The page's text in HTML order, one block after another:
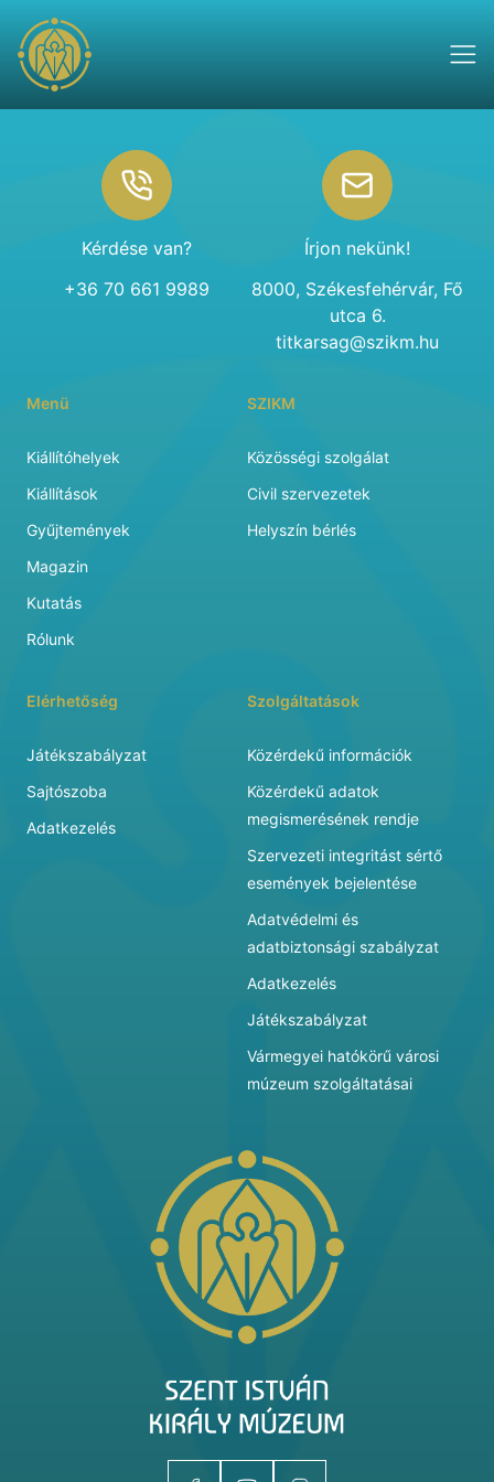
Kérdése van?
+36 70 661 9989
Írjon nekünk!
8000, Székesfehérvár, Fő
utca 6.
titkarsag@szikm.hu
Menü
Kiállítóhelyek
Kiállítások
Gyűjtemények
Magazin
Kutatás
Rólunk
SZIKM
Közösségi szolgálat
Civil szervezetek
Helyszín bérlés
Elérhetőség
Játékszabályzat
Sajtószoba
Adatkezelés
Szolgáltatások
Közérdekű információk
Közérdekű adatok
megismerésének rendje
Szervezeti integritást sértő
események bejelentése
Adatvédelmi és
adatbiztonsági szabályzat
Adatkezelés
Játékszabályzat
Vármegyei hatókörű városi
múzeum szolgáltatásai